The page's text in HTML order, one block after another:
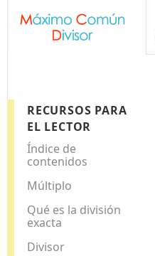
RECURSOS PARA
EL LECTOR
Índice de
contenidos
Múltiplo
Qué es la división
exacta
Divisor